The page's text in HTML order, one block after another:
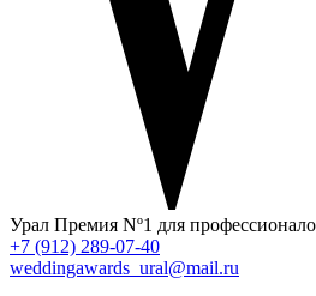
Урал Премия Nº1 для
+7 (912) 289-07-40
weddingawards_ural@mail.ru